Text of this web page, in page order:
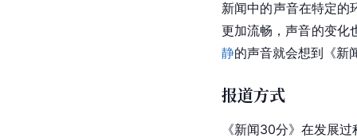
新闻中的声音在特定的
更加流畅，声音的变化
静的声音就会想到《新
报道方式
《新闻30分》在发展